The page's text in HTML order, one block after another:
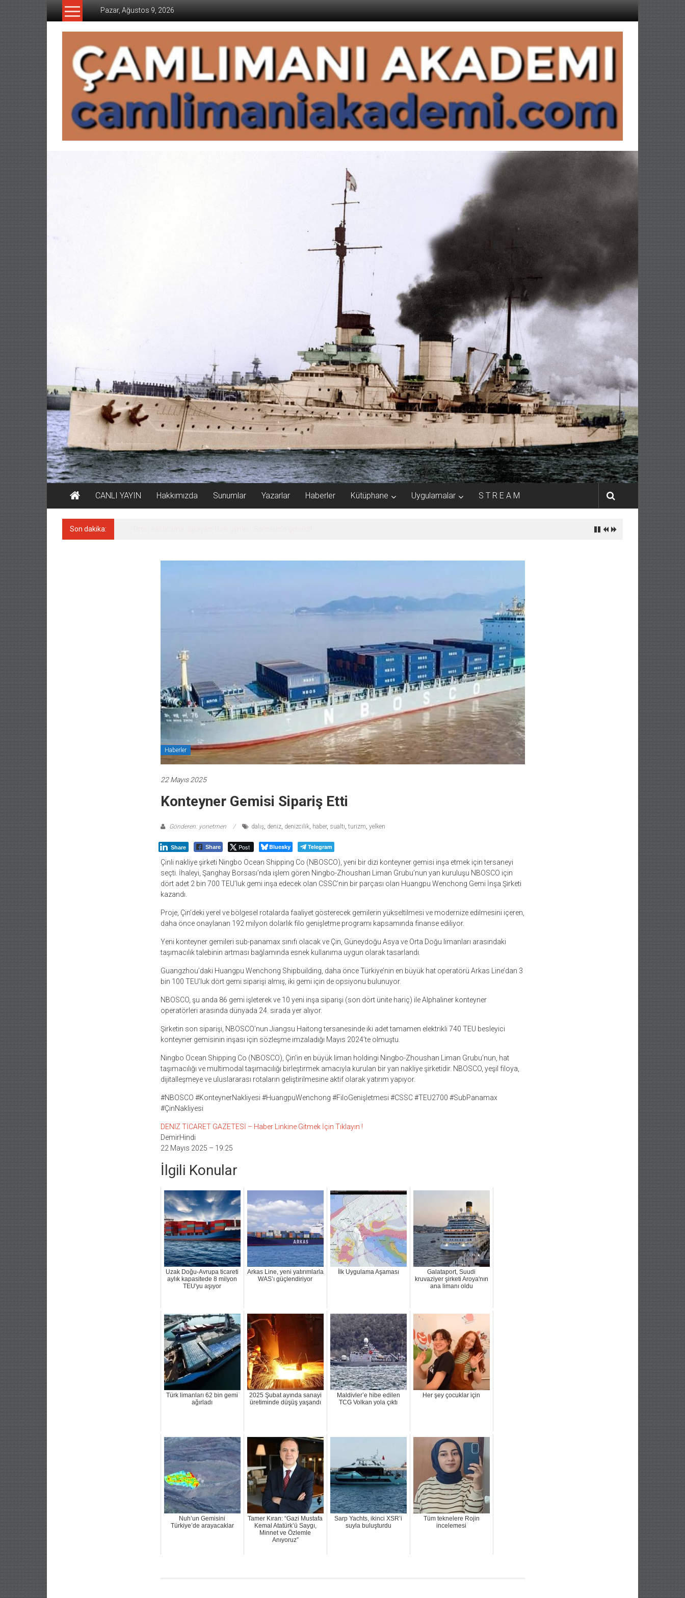
İçeriğe
Pazar, Ağustos 9, 2026
CAMLIMANI
AKADEMI
CANLI YAYIN Hakkımızda Sunumlar Yazarlar Haberler Kütüphane Uygulamalar S T R E A M
Son dakika:
Haberler
22 Mayıs 2025
Konteyner Gemisi Sipariş Etti
Gönderen: yonetmen dalış, deniz, denizcilik, haber, sualtı, turizm, yelken
Share Share Post Bluesky Telegram
Çinli nakliye şirketi Ningbo Ocean Shipping Co (NBOSCO), yeni bir dizi konteyner gemisi inşa etmek için tersaneyi
seçti. İhaleyi, Şanghay Borsası’nda işlem gören Ningbo-Zhoushan Liman Grubu’nun yan kuruluşu NBOSCO için
dört adet 2 bin 700 TEU’luk gemi inşa edecek olan CSSC’nin bir parçası olan Huangpu Wenchong Gemi İnşa Şirketi
kazandı.
Proje, Çin’deki yerel ve bölgesel rotalarda faaliyet gösterecek gemilerin yükseltilmesi ve modernize edilmesini içeren,
daha önce onaylanan 192 milyon dolarlık filo genişletme programı kapsamında finanse ediliyor.
Yeni konteyner gemileri sub-panamax sınıfı olacak ve Çin, Güneydoğu Asya ve Orta Doğu limanları arasındaki
taşımacılık talebinin artması bağlamında esnek kullanıma uygun olarak tasarlandı.
Guangzhou’daki Huangpu Wenchong Shipbuilding, daha önce Türkiye’nin en büyük hat operatörü Arkas Line’dan 3
bin 100 TEU’luk dört gemi siparişi almış, iki gemi için de opsiyonu bulunuyor.
NBOSCO, şu anda 86 gemi işleterek ve 10 yeni inşa siparişi (son dört ünite hariç) ile Alphaliner konteyner
operatörleri arasında dünyada 24. sırada yer alıyor.
Şirketin son siparişi, NBOSCO’nun Jiangsu Haitong tersanesinde iki adet tamamen elektrikli 740 TEU besleyici
konteyner gemisinin inşası için sözleşme imzaladığı Mayıs 2024’te olmuştu.
Ningbo Ocean Shipping Co (NBOSCO), Çin’in en büyük liman holdingi Ningbo-Zhoushan Liman Grubu’nun, hat
taşımacılığı ve multimodal taşımacılığı birleştirmek amacıyla kurulan bir yan nakliye şirketidir. NBOSCO, yeşil filoya,
dijitalleşmeye ve uluslararası rotaların geliştirilmesine aktif olarak yatırım yapıyor.
#NBOSCO #KonteynerNakliyesi #HuangpuWenchong #FiloGenişletmesi #CSSC #TEU2700 #SubPanamax
#ÇinNakliyesi
DENIZ TİCARET GAZETESİ – Haber Linkine Gitmek İçin Tıklayın !
DemirHindi
22 Mayıs 2025 – 19:25
İlgili Konular
Uzak Doğu-Avrupa ticareti
aylık kapasitede 8 milyon
TEU'yu aşıyor
Arkas Line, yeni yatırımlarla
WAS’ı güçlendiriyor
İlk Uygulama Aşaması
Galataport, Suudi
kruvaziyer şirketi Aroya'nın
ana limanı oldu
Türk limanları 62 bin gemi
ağırladı
2025 Şubat ayında sanayi
üretiminde düşüş yaşandı
Maldivler’e hibe edilen
TCG Volkan yola çıktı
Her şey çocuklar için
Nuh’un Gemisini
Türkiye’de arayacaklar
Tamer Kıran: “Gazi Mustafa
Kemal Atatürk’ü Saygı,
Minnet ve Özlemle
Anıyoruz”
Sarp Yachts, ikinci XSR’i
suyla buluşturdu
Tüm teknelere Rojin
incelemesi